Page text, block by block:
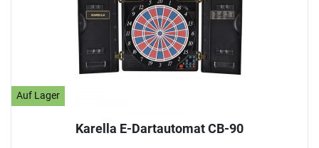
Auf Lager
Karella E-Dartautomat CB-90